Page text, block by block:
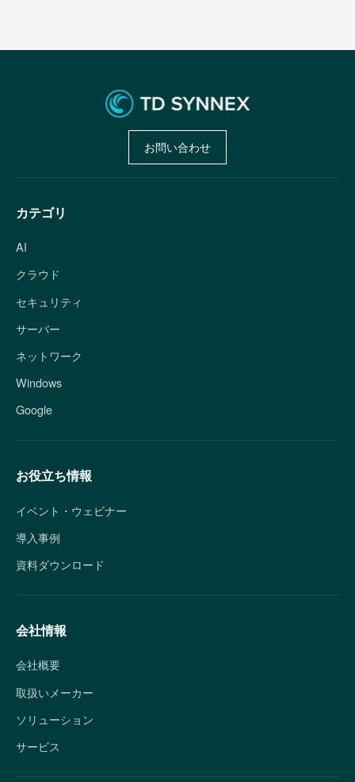
お問い合わせ
カテゴリ
AI
クラウド
セキュリティ
サーバー
ネットワーク
Windows
Google
お役立ち情報
イベント・ウェビナー
導入事例
資料ダウンロード
会社情報
会社概要
取扱いメーカー
ソリューション
サービス